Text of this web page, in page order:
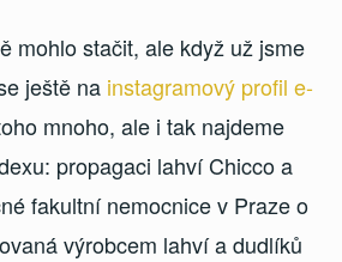
mohlo stačit, ale když už jsme
ještě na instagramový profil e-
mnoho, ale i tak najdeme
propagaci lahví Chicco a
fakultní nemocnice v Praze o
výrobcem lahví a dudlíků